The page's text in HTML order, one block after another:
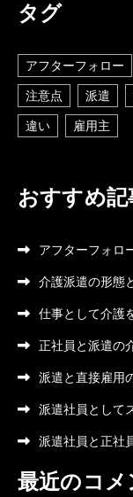
タグ
アフターフォロー
注意点
派遣
違い
雇用主
おすすめ記
アフターフォロ
介護派遣の形態
仕事として介護
正社員と派遣の
派遣と直接雇用
派遣社員として
派遣社員と正社
最近のコメ